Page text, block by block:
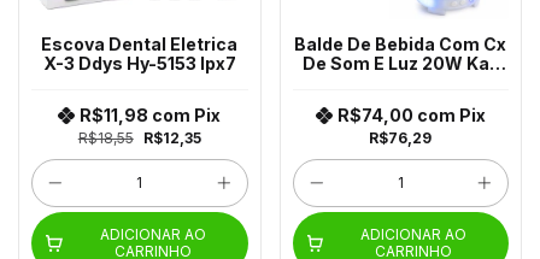
Escova Dental Eletrica
X-3 Ddys Hy-5153 Ipx7
R$18,55 R$12,35
R$11,98 com Pix
ADICIONAR AO
CARRINHO
Balde De Bebida Com Cx
De Som E Luz 20W Ka-
R$76,29
R$74,00 com Pix
ADICIONAR AO
CARRINHO